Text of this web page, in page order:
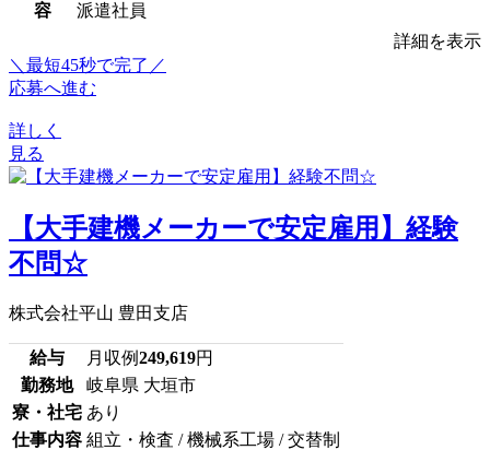
容
派遣社員
詳細を表示
＼最短45秒で完了／
応募へ進む
詳しく
見る
【大手建機メーカーで安定雇用】経験
不問☆
株式会社平山 豊田支店
給与 月収例249,619円
勤務地
岐阜県 大垣市
寮・社宅 あり
仕事内容 組立・検査 / 機械系工場 / 交替制